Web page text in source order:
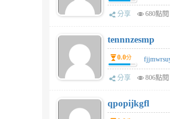
分享 680點閱
tennnzesmp
0.0分
分享 806點閱
qpopijkgfl